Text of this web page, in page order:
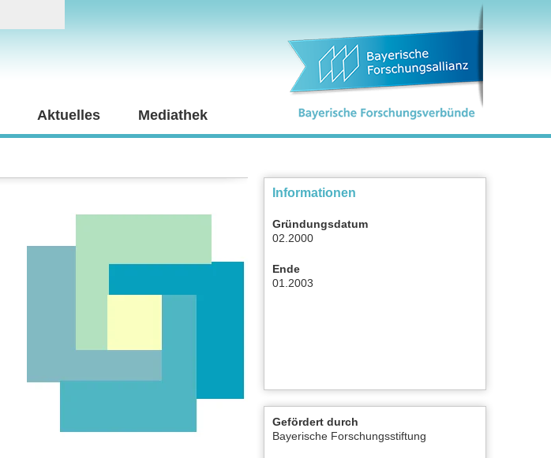
Aktuelles Mediathek
Informationen
Gründungsdatum
02.2000
Ende
01.2003
Gefördert durch
Bayerische Forschungsstiftung